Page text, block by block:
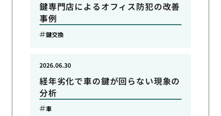
鍵専門店によるオフィス防犯の改善
事例
鍵交換
経年劣化で車の鍵が回らない現象の
分析
2026.06.30
車